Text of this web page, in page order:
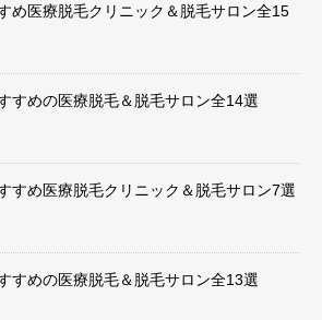
め医療脱毛クリニック＆脱毛サロン全15
すめの医療脱毛＆脱毛サロン全14選
すめ医療脱毛クリニック＆脱毛サロン7選
すめの医療脱毛＆脱毛サロン全13選